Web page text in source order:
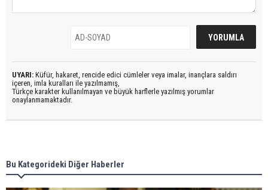
UYARI: Küfür, hakaret, rencide edici cümleler veya imalar, inançlara saldırı
içeren, imla kuralları ile yazılmamış,
Türkçe karakter kullanılmayan ve büyük harflerle yazılmış yorumlar
onaylanmamaktadır.
Bu Kategorideki Diğer Haberler